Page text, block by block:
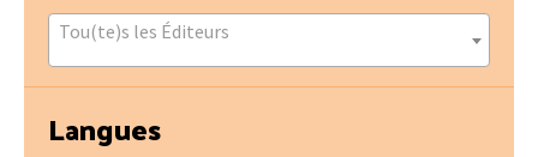
Tou(te)s les Éditeurs
Langues